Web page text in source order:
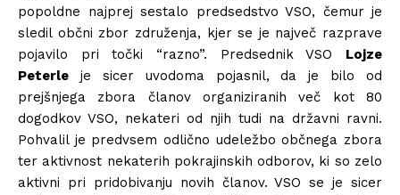
popoldne najprej sestalo predsedstvo VSO, čemur je
sledil občni zbor združenja, kjer se je največ razprave
pojavilo pri točki “razno”. Predsednik VSO Lojze
Peterle je sicer uvodoma pojasnil, da je bilo od
prejšnjega zbora članov organiziranih več kot 80
dogodkov VSO, nekateri od njih tudi na državni ravni.
Pohvalil je predvsem odlično udeležbo občnega zbora
ter aktivnost nekaterih pokrajinskih odborov, ki so zelo
aktivni pri pridobivanju novih članov. VSO se je sicer